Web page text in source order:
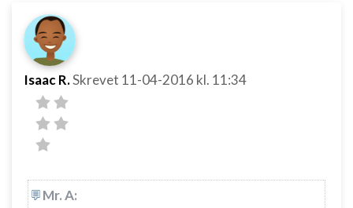
Isaac R.Skrevet 11-04-2016 kl. 11:34
Mr. A: